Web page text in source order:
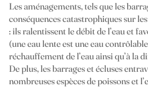
Les aménagements, tels que les
conséquences catastrophiques sur
: ils ralentissent le débit de l’eau et
(une eau lente est une eau
réchauffement de l’eau ainsi qu’à la
De plus, les barrages et écluses
nombreuses espèces de poissons et